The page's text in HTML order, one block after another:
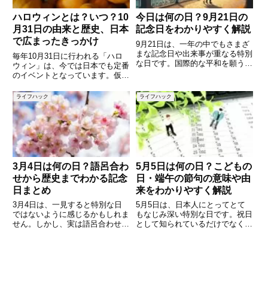
ハロウィンとは？いつ？10
月31日の由来と歴史、日本
で広まったきっかけ
毎年10月31日に行われる「ハロ
ウィン」は、今では日本でも定番
のイベントとなっています。仮装
飾などを目にする機会も増えまし
たが、その起源や意味を正しく理
解している人は意外と少ないので
はないでしょうか。本記事では
今日は何の日？9月21日の
記念日をわかりやすく解説
9月21日は、一年の中でもさまざ
まな記念日や出来事が重なる特別
な日です。国際的な平和を願う日
ンショーの日」「漬物の日」など
ユニークな記念日も制定されてい
ます。また、歴史的な出来事や
ライフハック
3月4日は何の日？語呂合わ
せから歴史までわかる記念
日まとめ
3月4日は、一見すると特別な日
ではないように感じるかもしれま
せん。しかし、実は語呂合わせや
ライフハック
5月5日は何の日？こどもの
日・端午の節句の意味や由
来をわかりやすく解説
5月5日は、日本人にとってとて
もなじみ深い特別な日です。祝日
として知られているだけでなく、